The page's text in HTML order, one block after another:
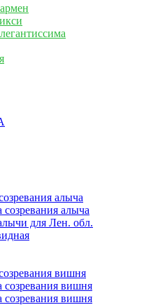
алыча
созревания алыча
для Лен. обл.
вишня
созревания вишня
созревания вишня